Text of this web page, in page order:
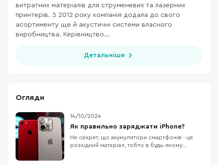
витратних матеріалів для струменевих та лазерних
принтерів. З 2012 року компанія додала до свого
асортименту ще й акустичні системи власного
виробництва. Керівництво...
Детальніше
Огляди
14/10/2024
Як правильно заряджати iPhone?
Не секрет, що акумулятори смартфонів - це
розхідний матеріал, тобто в будь-якому